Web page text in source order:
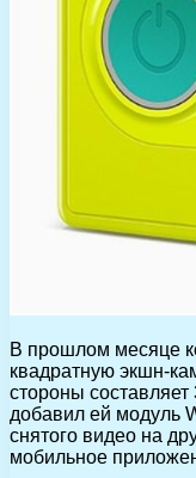
В прошлом месяце
квадратную экшн-
стороны
добавил ей модуль
снятого видео на
мобильное